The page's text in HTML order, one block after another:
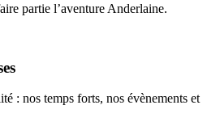
partie l’aventure Anderlaine.
: nos temps forts, nos évènements et